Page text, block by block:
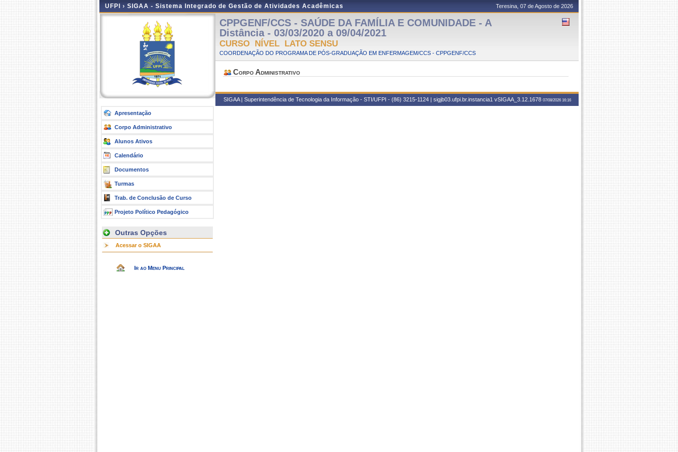
UFPI › SIGAA - Sistema Integrado de Gestão de Atividades Acadêmicas Teresina, 07 de Agosto de 2026
Apresentação
Corpo Administrativo
Alunos Ativos
Calendário
Documentos
Turmas
Trab. de Conclusão de Curso
Projeto Político Pedagógico
Outras Opções
Acessar o SIGAA
Ir ao Menu Principal
CPPGENF/CCS - SAÚDE DA FAMÍLIA E COMUNIDADE - A
Distância - 03/03/2020 a 09/04/2021
CURSO NÍVEL LATO SENSU
COORDENAÇÃO DO PROGRAMA DE PÓS-GRADUAÇÃO EM ENFERMAGEM/CCS - CPPGENF/CCS
Corpo Administrativo
SIGAA | Superintendência de Tecnologia da Informação - STI/UFPI - (86) 3215-1124 | sigjb03.ufpi.br.instancia1 vSIGAA_3.12.1678 07/08/2026 16:16